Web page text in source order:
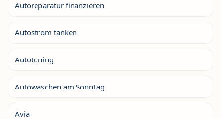
Autoreparatur finanzieren
Autostrom tanken
Autotuning
Autowaschen am Sonntag
Avia